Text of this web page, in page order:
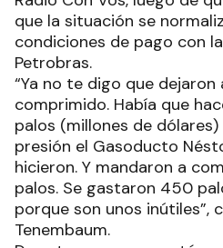
que la situación se
condiciones de pago con
Petrobras.
“Ya no te digo que
comprimido. Había que
palos (millones de
presión el Gasoducto
hicieron. Y mandaron a
palos. Se gastaron 450
porque son unos inútiles”,
Tenembaum.